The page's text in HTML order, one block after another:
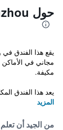
حول Mechar Hotel Shengze Suzhou
يقع هذا الفندق
مكيفة.
يعد هذا الفندق
المزيد
من الجيد أن تعلم